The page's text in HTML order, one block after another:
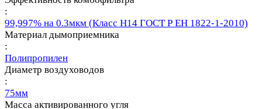
:
99,997% на 0.3мкм (Класс Н14 ГОСТ Р ЕН 1822-1-2010)
Материал дымоприемника
:
Полипропилен
Диаметр воздуховодов
:
75мм
Масса активированного угля